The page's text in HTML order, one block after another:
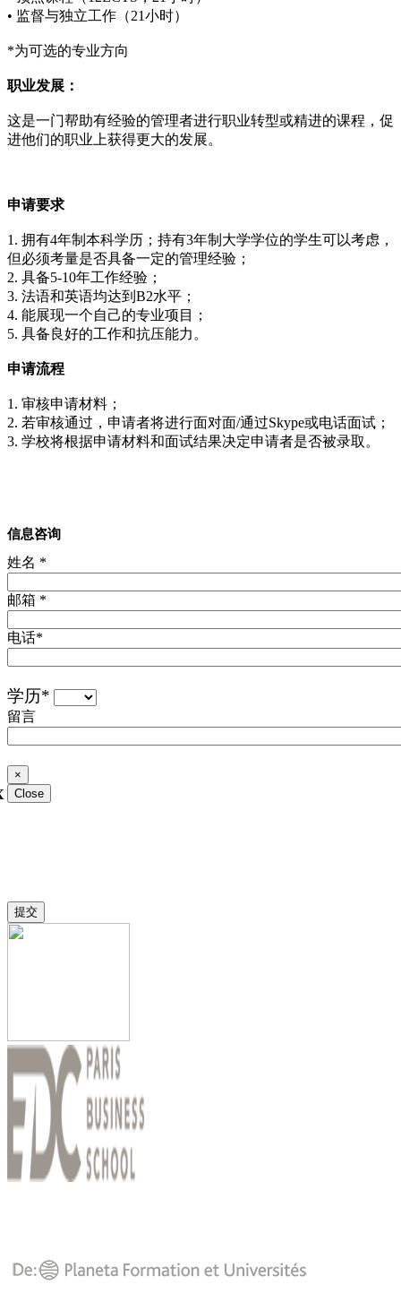
• 监督与独立工作（21小时）
*为可选的专业方向
职业发展：
这是一门帮助有经验的管理者进行职业转型或精进的课程，促
进他们的职业上获得更大的发展。
申请要求
1. 拥有4年制本科学历；持有3年制大学学位的学生可以考虑，
但必须考量是否具备一定的管理经验；
2. 具备5-10年工作经验；
3. 法语和英语均达到B2水平；
4. 能展现一个自己的专业项目；
5. 具备良好的工作和抗压能力。
申请流程
1. 审核申请材料；
2. 若审核通过，申请者将进行面对面/通过Skype或电话面试；
3. 学校将根据申请材料和面试结果决定申请者是否被录取。
信息咨询
姓名 *
邮箱 *
电话*
学历*
留言
×
Close
提交